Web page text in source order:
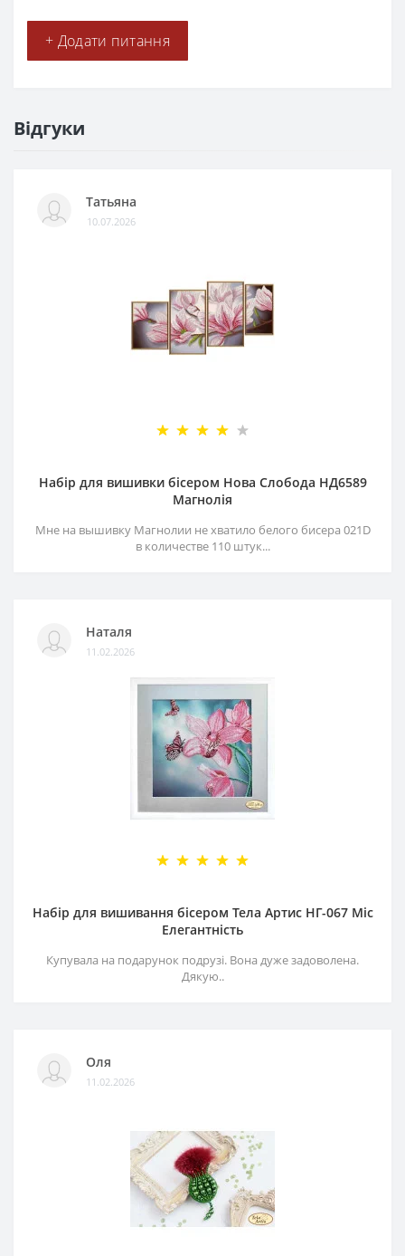
+ Додати питання
Відгуки
Татьяна
10.07.2026
Набір для вишивки бісером Нова Слобода НД6589
Магнолія
Мне на вышивку Магнолии не хватило белого бисера 021D
в количестве 110 штук...
Наталя
11.02.2026
Набір для вишивання бісером Тела Артис НГ-067 Міс
Елегантність
Купувала на подарунок подрузі. Вона дуже задоволена.
Дякую..
Оля
11.02.2026